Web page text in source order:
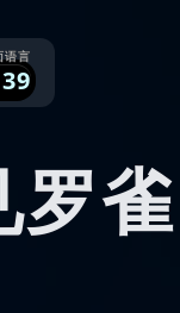
39
语言
罗雀